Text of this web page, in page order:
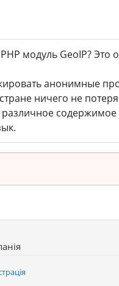
модуль GeoIP?
анонимные
ничего не
содержимое